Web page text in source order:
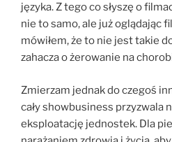
języka. Z tego co słyszę o
nie to samo, ale już oglądając
mówiłem, że to nie jest takie
zahacza o żerowanie na
Zmierzam jednak do czegoś
cały showbusiness przyzwala
eksploatację jednostek. Dla